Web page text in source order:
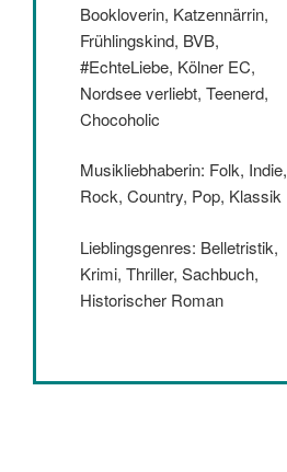
Bookloverin, Katzennärrin,
Frühlingskind, BVB,
#EchteLiebe, Kölner EC,
Nordsee verliebt, Teenerd,
Chocoholic
Musikliebhaberin: Folk, Indie,
Rock, Country, Pop, Klassik
Lieblingsgenres: Belletristik,
Krimi, Thriller, Sachbuch,
Historischer Roman